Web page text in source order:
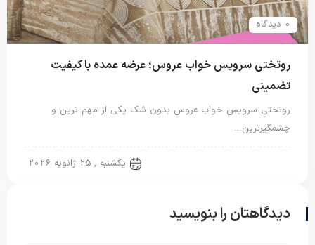
0 دیدگاه
روتختی سرویس خواب عروس؛ عرضه عمده با کیفیت
تضمینی
روتختی سرویس خواب عروس بدون شک یکی از مهم ترین و
چشمگیرترین…
یکشنبه , 25 ژانویه 2026
دیدگاهتان را بنویسید